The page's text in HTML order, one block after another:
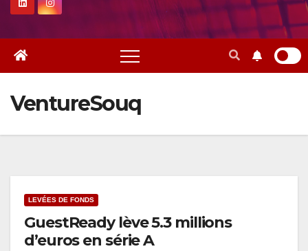
VentureSouq
LEVÉES DE FONDS
GuestReady lève 5.3 millions
d’euros en série A